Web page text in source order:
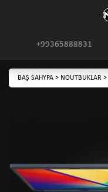
+99365888831
BAŞ SAHYPA > NOUTBUKLAR >